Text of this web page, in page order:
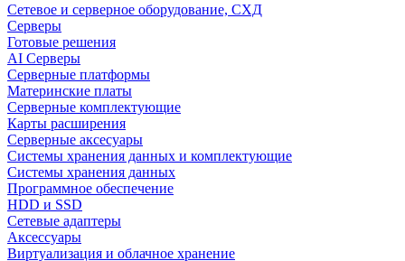
Сетевое и серверное оборудование, СХД
Cерверы
Готовые решения
AI Серверы
Серверные платформы
Материнские платы
Серверные комплектующие
Карты расширения
Серверные аксесуары
Системы хранения данных и комплектующие
Системы хранения данных
Программное обеспечение
HDD и SSD
Сетевые адаптеры
Аксессуары
Виртуализация и облачное хранение